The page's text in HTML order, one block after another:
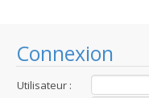
Connexion
Utilisateur :